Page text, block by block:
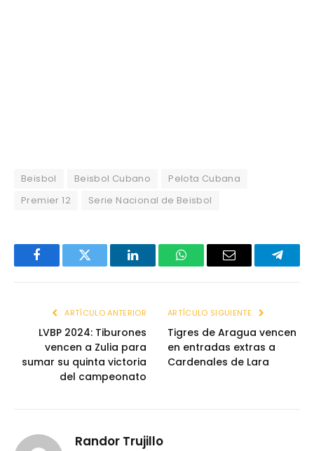
Beisbol Beisbol Cubano
Pelota Cubana
Premier 12
Serie Nacional de Beisbol
FacebookTwitter LinkedInWhatsAppEmail
ARTÍCULO ANTERIOR
LVBP 2024: Tiburones
vencen a Zulia para
sumar su quinta victoria
del campeonato
ARTÍCULO SIGUIENTE
Tigres de Aragua vencen
en entradas extras a
Cardenales de Lara
Randor Trujillo